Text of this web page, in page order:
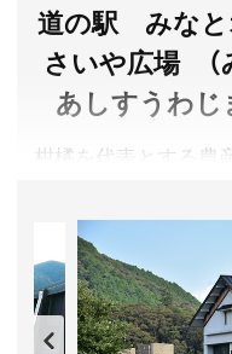
(15番・18番線)で約
下車、徒歩約2分
所在地／愛媛県松山
お問い合わせ／089-
伊丹十三記念館 公式
道の駅 みな
さいや広場
あしすうわ
柑橘を代表とする農
品が勢揃い。フード
めし」を味わうこと
コレートメーカー「
店で、「ロイズソフ
ます。